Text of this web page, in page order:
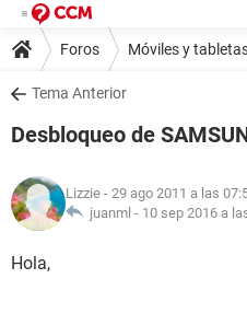
Foros Móviles y
Tema Anterior
Desbloqueo de
Lizzie - 29 ago 2011 a las
juanml - 10 sep 2016 a
Hola,